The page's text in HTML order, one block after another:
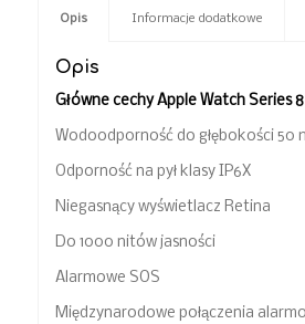
Opis Informacje dodatkowe
Opis
Główne cechy Apple Watch Series 8
Wodoodporność do głębokości 50
Odporność na pył klasy IP6X
Niegasnący wyświetlacz Retina
Do 1000 nitów jasności
Alarmowe SOS
Międzynarodowe połączenia